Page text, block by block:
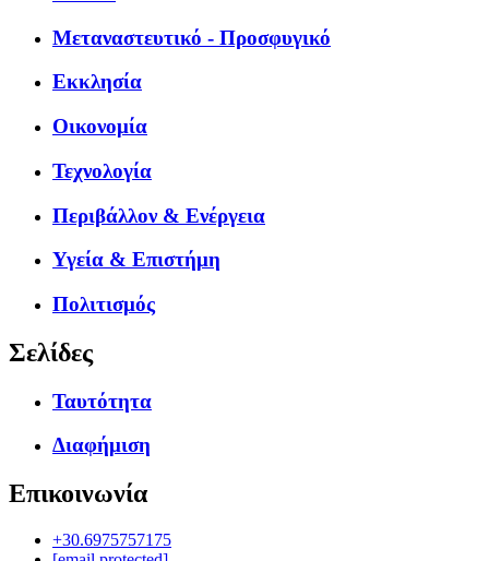
Μεταναστευτικό - Προσφυγικό
Εκκλησία
Οικονομία
Τεχνολογία
Περιβάλλον & Ενέργεια
Υγεία & Επιστήμη
Πολιτισμός
Σελίδες
Ταυτότητα
Διαφήμιση
Επικοινωνία
+30.6975757175